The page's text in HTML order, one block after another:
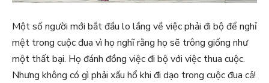
Một số người mới bắt đầu lo lắng về việc phải đi bộ để nghỉ
mệt trong cuộc đua vì họ nghĩ rằng họ sẽ trông giống như
một thất bại. Họ đánh đồng việc đi bộ với việc thua cuộc.
Nhưng không có gì phải xấu hổ khi đi dạo trong cuộc đua cả!